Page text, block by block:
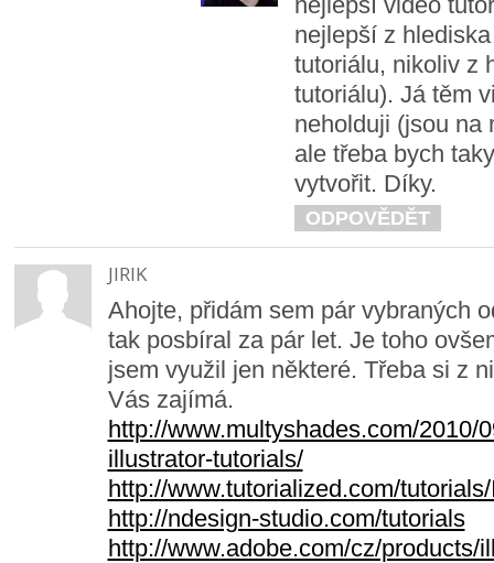
nejlepší z
tutoriálu, nikoliv z
tutoriálu). Já těm
neholduji (jsou na
ale třeba bych
vytvořit. Díky.
ODPOVĚDĚT
JIRIK
Ahojte, přidám sem pár vybraných
tak posbíral za pár let. Je toho
jsem využil jen některé. Třeba si z
Vás zajímá.
http://www.multyshades.com/2010/
illustrator-tutorials/
http://www.tutorialized.com/
http://ndesign-studio.com/tutorials
http://www.adobe.com/cz/products/